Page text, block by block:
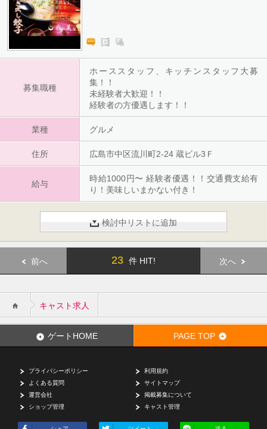
募集職種
ホーススタッフ、キッチンスタッフ大募
集！！
未経験者大歓迎！！
経験者の方優遇します！！
業種 グルメ
住所 広島市中区流川町2-24 蔵ビル3Ｆ
給与
時給1000円〜 経験者優遇！！交通費支給有
り！美味しいまかない付き！
検討中リストに追加
前へ 23 件 HIT! 次へ
キャスト求人
ゲートHOME PAGE TOP
プライバシーポリシー
利用規約
よくある質問
サイトマップ
運営会社
掲載募集について
ショップ管理
キャスト管理